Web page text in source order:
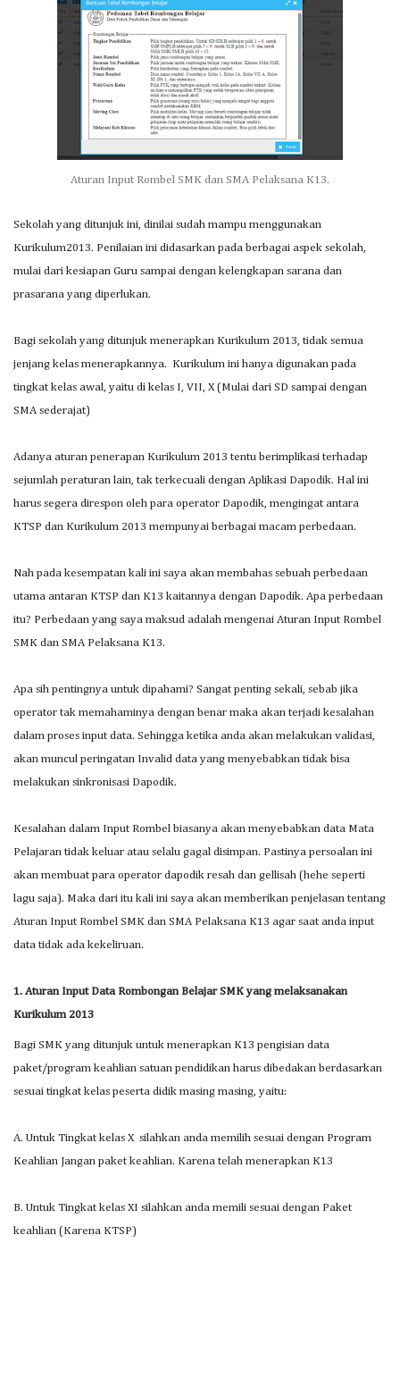
Aturan Input Rombel SMK dan SMA Pelaksana K13.
Sekolah yang ditunjuk ini, dinilai sudah mampu menggunakan
Kurikulum2013. Penilaian ini didasarkan pada berbagai aspek sekolah,
mulai dari kesiapan Guru sampai dengan kelengkapan sarana dan
prasarana yang diperlukan.
Bagi sekolah yang ditunjuk menerapkan Kurikulum 2013, tidak semua
jenjang kelas menerapkannya. Kurikulum ini hanya digunakan pada
tingkat kelas awal, yaitu di kelas I, VII, X (Mulai dari SD sampai dengan
SMA sederajat)
Adanya aturan penerapan Kurikulum 2013 tentu berimplikasi terhadap
sejumlah peraturan lain, tak terkecuali dengan Aplikasi Dapodik. Hal ini
harus segera direspon oleh para operator Dapodik, mengingat antara
KTSP dan Kurikulum 2013 mempunyai berbagai macam perbedaan.
Nah pada kesempatan kali ini saya akan membahas sebuah perbedaan
utama antaran KTSP dan K13 kaitannya dengan Dapodik. Apa perbedaan
itu? Perbedaan yang saya maksud adalah mengenai Aturan Input Rombel
SMK dan SMA Pelaksana K13.
Apa sih pentingnya untuk dipahami? Sangat penting sekali, sebab jika
operator tak memahaminya dengan benar maka akan terjadi kesalahan
dalam proses input data. Sehingga ketika anda akan melakukan validasi,
akan muncul peringatan Invalid data yang menyebabkan tidak bisa
melakukan sinkronisasi Dapodik.
Kesalahan dalam Input Rombel biasanya akan menyebabkan data Mata
Pelajaran tidak keluar atau selalu gagal disimpan. Pastinya persoalan ini
akan membuat para operator dapodik resah dan gellisah (hehe seperti
lagu saja). Maka dari itu kali ini saya akan memberikan penjelasan tentang
Aturan Input Rombel SMK dan SMA Pelaksana K13 agar saat anda input
data tidak ada kekeliruan.
1. Aturan Input Data Rombongan Belajar SMK yang melaksanakan
Kurikulum 2013
Bagi SMK yang ditunjuk untuk menerapkan K13 pengisian data
paket/program keahlian satuan pendidikan harus dibedakan berdasarkan
sesuai tingkat kelas peserta didik masing masing, yaitu:
A. Untuk Tingkat kelas X silahkan anda memilih sesuai dengan Program
Keahlian Jangan paket keahlian. Karena telah menerapkan K13
B. Untuk Tingkat kelas XI silahkan anda memili sesuai dengan Paket
keahlian (Karena KTSP)